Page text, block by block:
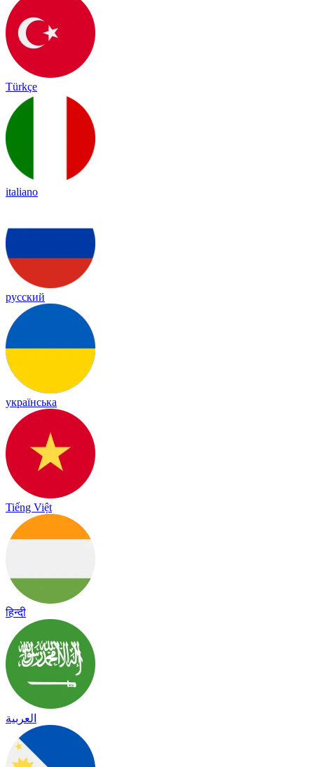
Türkçe
italiano
русский
українська
Tiếng Việt
हिन्दी
العربية